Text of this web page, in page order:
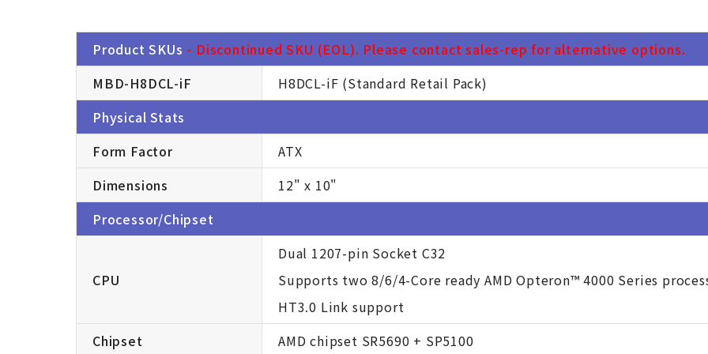
Product SKUs - Discontinued SKU (EOL). Please contact sales-rep for alternative options.
MBD-H8DCL-iF
H8DCL-iF (Standard Retail Pack)
Physical Stats
Form Factor
ATX
Dimensions
12" x 10"
Processor/Chipset
CPU
Dual 1207-pin Socket C32
Supports two 8/6/4-Core ready AMD Opteron™ 4000 Series
HT3.0 Link support
Chipset
AMD chipset SR5690 + SP5100